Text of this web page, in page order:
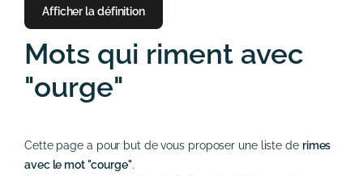
Afficher la définition
Mots qui riment avec
"ourge"
Cette page a pour but de vous proposer une liste de rimes
avec le mot "courge".